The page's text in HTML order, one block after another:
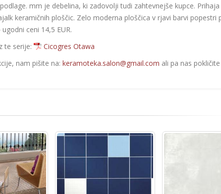
mm je debelina, ki zadovolji tudi zahtevnejše kupce. Prihaja
keramičnih ploščic. Zelo moderna ploščica v rjavi barvi popestri
ceni 14,5 EUR.
te serije:
Cicogres Otawa
nam pišite na: keramoteka.salon@gmail.com ali pa nas